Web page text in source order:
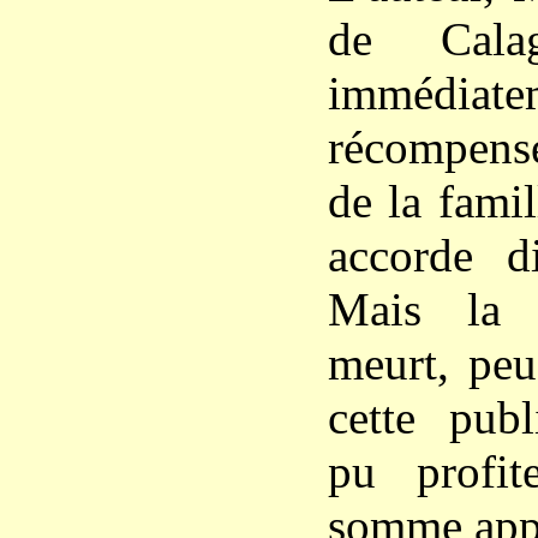
de
de la
accorde
Mais la
meurt,
cette
pu
somme